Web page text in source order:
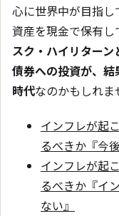
心に世界中が目指し
資産を現金で保有し
スク・ハイリター
債券への投資が、
時代なのかもしれま
インフレが起
るべきか『今
インフレが起
るべきか『イ
ない』